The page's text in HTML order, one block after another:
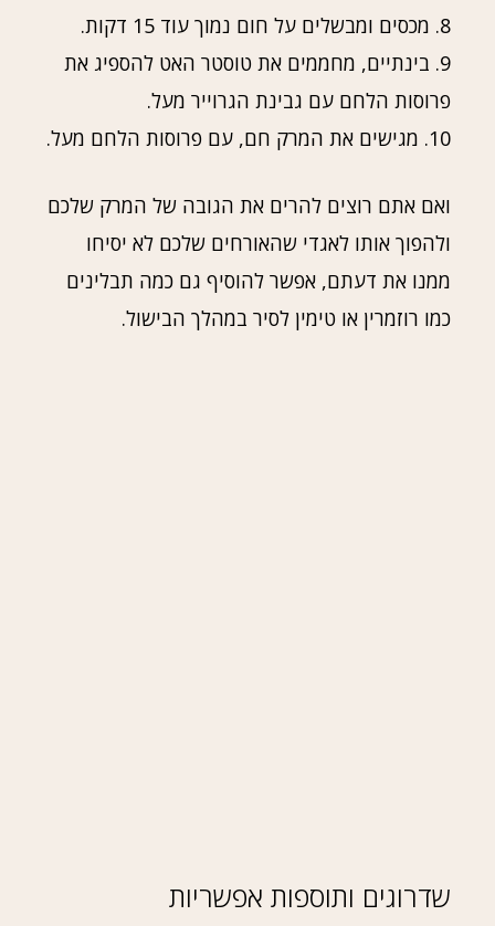
8. מכסים ומבשלים על חום נמוך עוד 15 דקות.
9. בינתיים, מחממים את טוסטר האט להספיג את
פרוסות הלחם עם גבינת הגרוייר מעל.
10. מגישים את המרק חם, עם פרוסות הלחם מעל.
ואם אתם רוצים להרים את הגובה של המרק שלכם
ולהפוך אותו לאגדי שהאורחים שלכם לא יסיחו
ממנו את דעתם, אפשר להוסיף גם כמה תבלינים
כמו רוזמרין או טימין לסיר במהלך הבישול.
שדרוגים ותוספות אפשריות